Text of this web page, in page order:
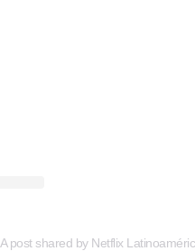
A post shared by Netflix